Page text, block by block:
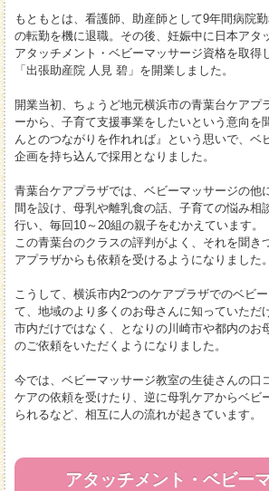
もともとは、看護師、助産師として9年間病院
の転勤を機に退職。その後、妊娠中に日本アタ
アタッチメント・ベビーマッサージ資格を取得
「出張助産院 人見 碧」を開業しました。
開業当初、ちょうど地元横浜市の青葉台ケアプ
ーから、子育て支援事業をしたいという意向を
んとのつながりを作れれば』という思いで、ベ
企画を持ち込んで採用となりました。
青葉台ケアプラザでは、ベビーマッサージの他
間を設け、母乳や離乳食の話、子育ての悩み相
行い、毎回10～20組の親子をむかえています。
この青葉台のクラスの評判がよく、それを聞き
アプラザからも依頼を受けるようになりました。
こうして、横浜市内2つのケアプラザでのベビ
て、地域のより多くのお母さんに知っていただ
市内だけではなく、となりの川崎市や都内のお
のご依頼をいただくようになりました。
今では、ベビーマッサージ教室の生徒さんの口
ケアの依頼を受けたり、逆に母乳ケアからベビ
られるなど、相互に人の流れが起きています。
アタッチメント・ベビー